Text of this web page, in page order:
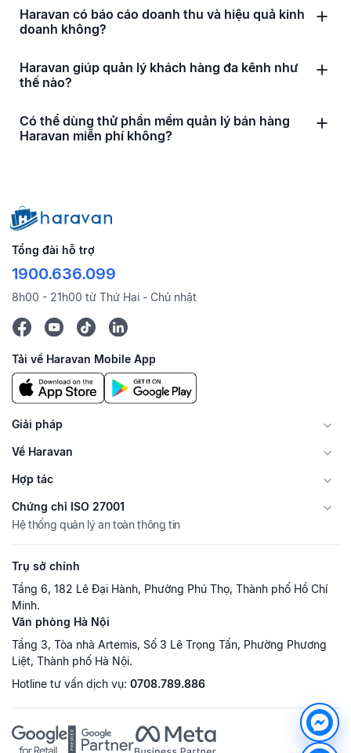
Haravan có báo cáo doanh thu và hiệu quả kinh
doanh không?
Haravan giúp quản lý khách hàng đa kênh như
thế nào?
Có thể dùng thử phần mềm quản lý bán hàng
Haravan miễn phí không?
Tổng đài hỗ trợ
1900.636.099
8h00 - 21h00 từ Thứ Hai - Chủ nhật
Tải về Haravan Mobile App
Giải pháp
Về Haravan
Hợp tác
Chứng chỉ ISO 27001
Hệ thống quản lý an toàn thông tin
Trụ sở chính
Tầng 6, 182 Lê Đại Hành, Phường Phú Thọ, Thành phố Hồ Chí
Minh.
Văn phòng Hà Nội
Tầng 3, Tòa nhà Artemis, Số 3 Lê Trọng Tấn, Phường Phương
Liệt, Thành phố Hà Nội.
Hotline tư vấn dịch vụ: 0708.789.886